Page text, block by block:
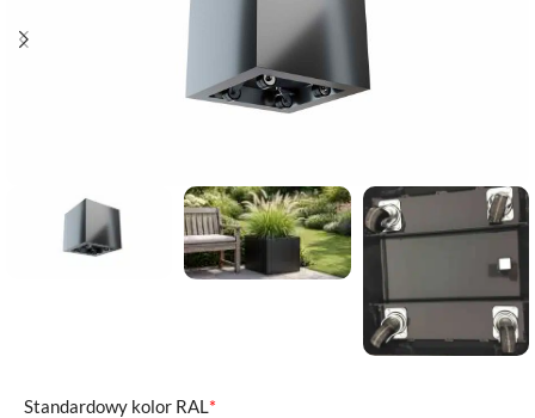
*
Standardowy kolor RAL